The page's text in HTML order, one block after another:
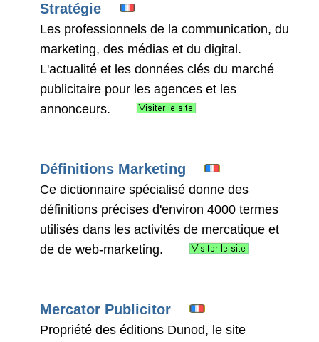
Stratégie
Les professionnels de la communication, du
marketing, des médias et du digital.
L'actualité et les données clés du marché
publicitaire pour les agences et les
annonceurs.
Définitions Marketing
Ce dictionnaire spécialisé donne des
définitions précises d'environ 4000 termes
utilisés dans les activités de mercatique et
de de web-marketing.
Mercator Publicitor
Propriété des éditions Dunod, le site